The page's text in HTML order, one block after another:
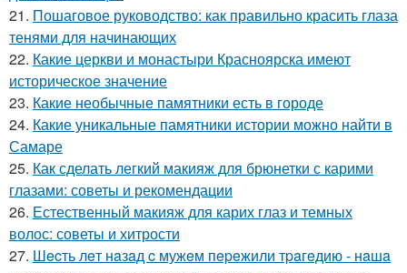
21. Пошаговое руководство: как правильно красить глаза
тенями для начинающих
22. Какие церкви и монастыри Красноярска имеют
историческое значение
23. Какие необычные памятники есть в городе
24. Какие уникальные памятники истории можно найти в
Самаре
25. Как сделать легкий макияж для брюнетки с карими
глазами: советы и рекомендации
26. Естественный макияж для карих глаз и темных
волос: советы и хитрости
27. Шecть лeт нaзaд c мужeм пepeжили тpaгeдию - нaшa